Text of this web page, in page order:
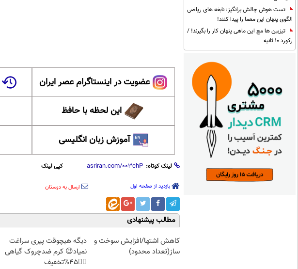
تست هوش چالش برانگیز: نابغه های ریاضی
الگوی پنهان این معما را پیدا کنند!
تیزبین ها مچ این ماهی پنهان کار را بگیرند! /
رکورد 10 ثانیه
عضویت در اینستاگرام عصر ایران
این لحظه با حافظ
آموزش زبان انگلیسی
لینک کوتاه: کپی لینک
بازدید از صفحه اول ارسال به دوستان
مطالب پیشنهادی
کاهش اشتها/افزایش سوخت و
ساز(تعداد محدود)
دیگه هیچوقت پیری سراغت
نمیاد😉 کرم ضدچروک گیاهی
👈🏻45%تخفیف